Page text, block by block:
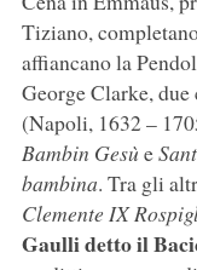
Tiziano,
affiancano la
George Clarke,
(Napoli, 1632 –
Bambin Gesù e
bambina. Tra gli
Clemente IX
Gaulli detto il